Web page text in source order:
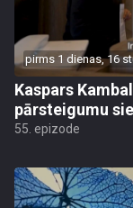
pirms 1 dienas, 16
Kaspars
pārsteigumu
55. epizode